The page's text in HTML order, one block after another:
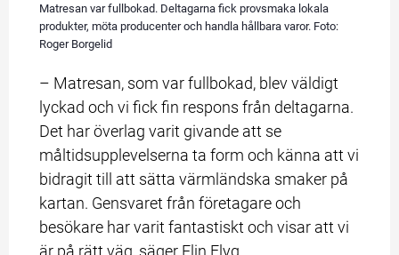
Matresan var fullbokad. Deltagarna fick provsmaka lokala
produkter, möta producenter och handla hållbara varor. Foto:
Roger Borgelid
– Matresan, som var fullbokad, blev väldigt
lyckad och vi fick fin respons från deltagarna.
Det har överlag varit givande att se
måltidsupplevelserna ta form och känna att vi
bidragit till att sätta värmländska smaker på
kartan. Gensvaret från företagare och
besökare har varit fantastiskt och visar att vi
är på rätt väg, säger Elin Flyg.